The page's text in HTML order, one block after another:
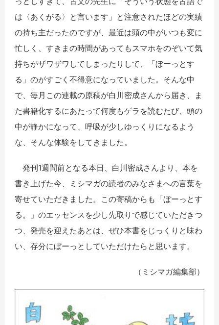
は〈あくがる〉と言います」と注意されたほどの実績
の持ち主だったのですが、最近は頭の中がいつも変に
忙しく、すきまの時間があってもスマホをのぞいて気
持ちがザワザワしてしまったりして、「ぼーっとす
る」のがすごく不得意になっていました。そんな中
で、毎月この連載の原稿が白川密成さんから届き、ま
た書籍化するにあたって何度もゲラを読むたび、頭の
中が静かになって、呼吸が少しゆっくりになるよう
な、そんな体験をしてきました。
発刊1週間前となる本日、白川密成さんより、本を
書き上げた今、ミシマガの読者のみなさまへの言葉を
寄せていただきました。この寄稿からも「ぼーっとす
る。」のエッセンスを少し先取りで感じていただきつ
つ、発売を迎えたあとは、ぜひ本書をじっくりと味わ
い、存分にぼーっとしていただけたらと思います。
（ミシマガ編集部）